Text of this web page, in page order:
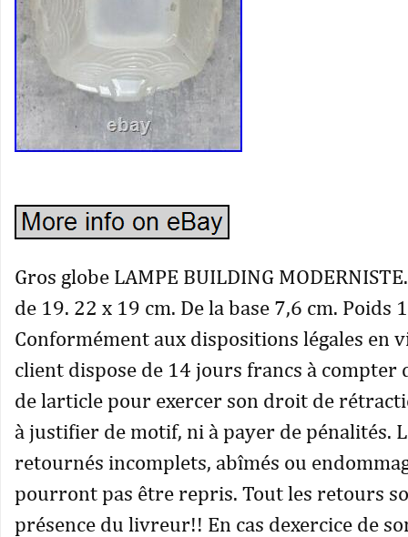
Gros globe LAMPE BUILDING
de 19. 22 x 19 cm. De la base 7,6 cm. Poids
Conformément aux dispositions légales en
client dispose de 14 jours francs à compter
de larticle pour exercer son droit de
à justifier de motif, ni à payer de pénalités.
retournés incomplets, abîmés ou
pourront pas être repris. Tout les retours
présence du livreur!! En cas dexercice de